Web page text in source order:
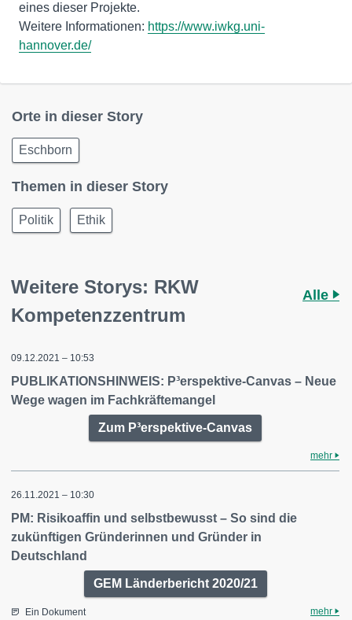
eines dieser Projekte.
Weitere Informationen: https://www.iwkg.uni-
hannover.de/
Orte in dieser Story
Eschborn
Themen in dieser Story
Politik Ethik
Weitere Storys: RKW
Kompetenzzentrum
Alle
09.12.2021 – 10:53
PUBLIKATIONSHINWEIS: P³erspektive-Canvas – Neue
Wege wagen im Fachkräftemangel
Zum P³erspektive-Canvas
mehr
26.11.2021 – 10:30
PM: Risikoaffin und selbstbewusst – So sind die
zukünftigen Gründerinnen und Gründer in
Deutschland
GEM Länderbericht 2020/21
Ein Dokument mehr